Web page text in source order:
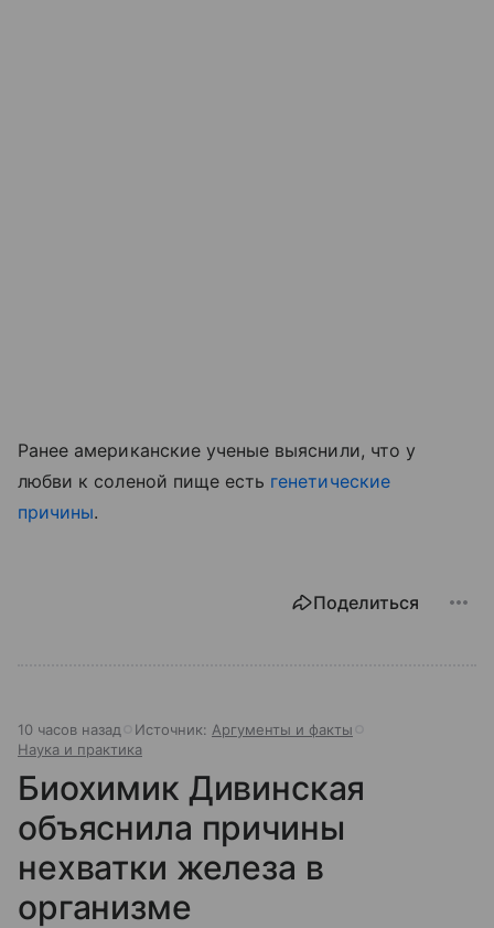
Ранее американские ученые выяснили, что у
любви к соленой пище есть генетические
причины.
Поделиться
10 часов назад Источник: Аргументы и факты
Наука и практика
Биохимик Дивинская
объяснила причины
нехватки железа в
организме